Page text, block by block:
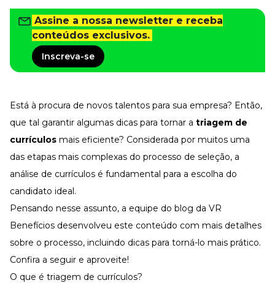
Departamento Pessoal
Para simplificar os processos
Gestão de Empresas e Negócios
Eleve os resultados da organização
Recursos Humanos
Fortaleça a cultura organizacional
Treinamento de Produto
Materiais Gratuitos
Materiais Gratuitos
Todos os Materiais Gratuitos
Confira nossos materiais
E-book
Aprofunde seu conhecimento
Assine a nossa newsletter e receba
conteúdos exclusivos.
Inscreva-se
Está à procura de novos talentos para sua empresa? Então,
que tal garantir algumas dicas para tornar a triagem de
currículos mais eficiente? Considerada por muitos uma
das etapas mais complexas do processo de seleção, a
análise de currículos é fundamental para a escolha do
candidato ideal.
Pensando nesse assunto, a equipe do blog da VR
Benefícios desenvolveu este conteúdo com mais detalhes
sobre o processo, incluindo dicas para torná-lo mais prático.
Confira a seguir e aproveite!
O que é triagem de currículos?